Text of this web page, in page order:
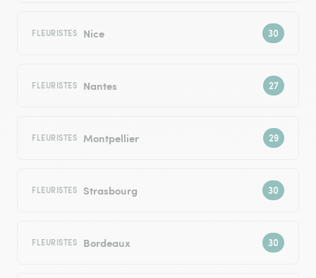
FLEURISTES Nice
FLEURISTES Nantes
FLEURISTES Montpellier
FLEURISTES Strasbourg
FLEURISTES Bordeaux